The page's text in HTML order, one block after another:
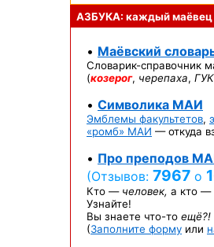
АЗБУКА: каждый
• Маёвский
Словарик-справочник
(козерог, черепаха,
• Символика МАИ
Эмблемы факультетов,
«ромб» МАИ — откуда
• Про преподов
(Отзывов: 7967 о
Кто — человек, а кто —
Узнайте!
Вы знаете что-то ещё?!
(Заполните форму или